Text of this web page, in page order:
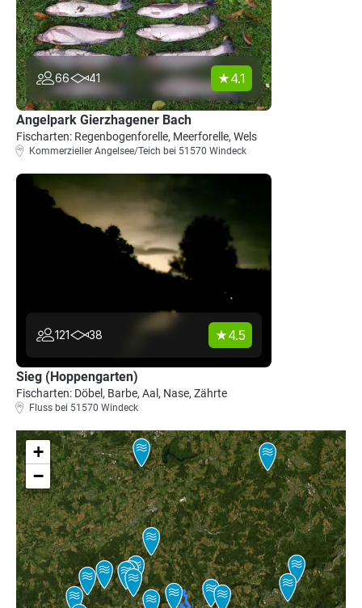
66 41 4.1
Angelpark Gierzhagener Bach
Fischarten: Regenbogenforelle, Meerforelle, Wels
Kommerzieller Angelsee/Teich bei 51570 Windeck
121 38 4.5
Sieg (Hoppengarten)
Fischarten: Döbel, Barbe, Aal, Nase, Zährte
Fluss bei 51570 Windeck
+
−